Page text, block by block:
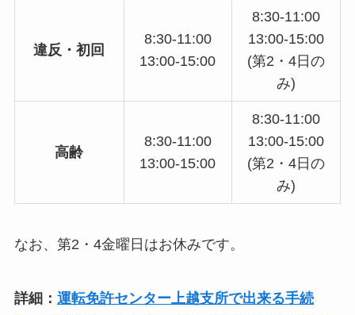
違反・初回
8:30-11:00
13:00-15:00
8:30-11:00
13:00-15:00
(第2・4日の
み)
高齢
8:30-11:00
13:00-15:00
8:30-11:00
13:00-15:00
(第2・4日の
み)
なお、第2・4金曜日はお休みです。
詳細： 運転免許センター上越支所で出来る手続